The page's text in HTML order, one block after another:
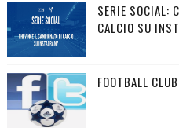
SERIE SOCIAL:
CALCIO SU
FOOTBALL